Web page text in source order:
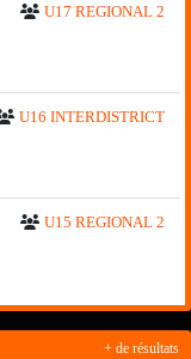
U17 REGIONAL 2
U16 INTERDISTRICT
U15 REGIONAL 2
+ de résultats